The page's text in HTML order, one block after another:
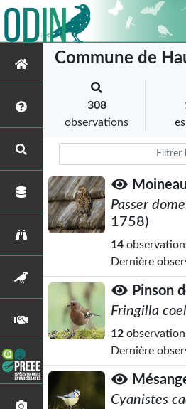
Commune de
308
observations
Passer
1758)
14
Dernière
Pinson
Fringilla
12
Dernière
Cyanistes